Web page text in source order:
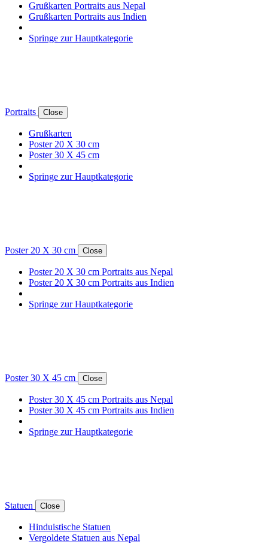
Grußkarten Portraits aus Nepal
Grußkarten Portraits aus Indien
Springe zur Hauptkategorie
Portraits Close
Grußkarten
Poster 20 X 30 cm
Poster 30 X 45 cm
Springe zur Hauptkategorie
Poster 20 X 30 cm Close
Poster 20 X 30 cm Portraits aus Nepal
Poster 20 X 30 cm Portraits aus Indien
Springe zur Hauptkategorie
Poster 30 X 45 cm Close
Poster 30 X 45 cm Portraits aus Nepal
Poster 30 X 45 cm Portraits aus Indien
Springe zur Hauptkategorie
Statuen Close
Hinduistische Statuen
Vergoldete Statuen aus Nepal